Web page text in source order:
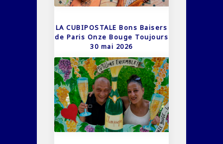
LA CUBIPOSTALE Bons Baisers
de Paris Onze Bouge Toujours
30 mai 2026